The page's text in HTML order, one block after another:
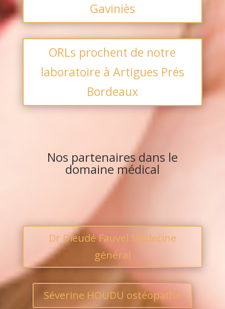
Gaviniès
ORLs prochent de notre
laboratoire à Artigues Prés
Bordeaux
Nos partenaires dans le
domaine médical
Dr Dieudé Fauvel Médecine
général
Séverine HOUDU ostéopathe